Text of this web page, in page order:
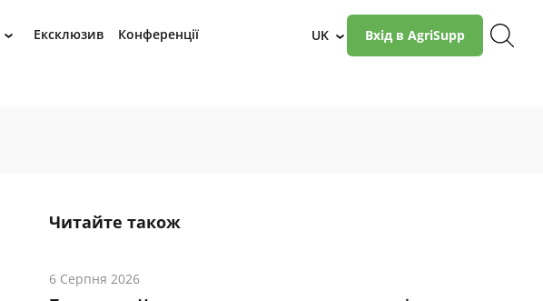
› Ексклюзив Конференції UK › Вхід в AgriSupp
Читайте також
6 Серпня 2026